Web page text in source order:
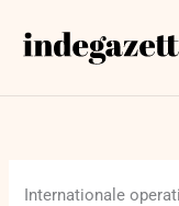
naar
Internationale